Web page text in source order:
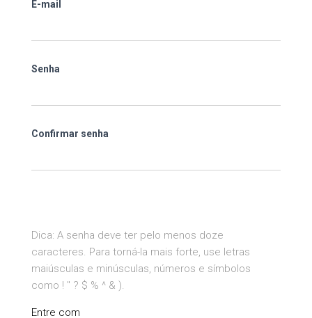
E-mail
Senha
Confirmar senha
Dica: A senha deve ter pelo menos doze
caracteres. Para torná-la mais forte, use letras
maiúsculas e minúsculas, números e símbolos
como ! " ? $ % ^ & ).
Entre com